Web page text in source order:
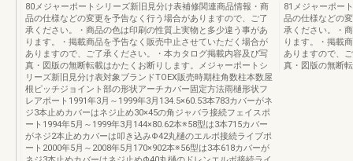
80メジャーポートシリーズ新旧見分け表補修関連商品情報・商
品の仕様などの変更を予告なく行う場合がありますので、ご了
承ください。・商品の色は印刷の性質上実物と多少違う事があ
ります。・掲載商品を予告なく販売中止させていただく場合が
ありますので、ご了承ください。・本カタログ掲載内容及び写
真・図版の無断転載はかたくお断りします。メジャーポートシ
リーズ新旧見分け表対象ブランドTOEX販売時期柱角数柱本数屋
根ピッチジョイント部の形状アーチカバー固定方法雨樋形状フ
レアポート1991年3月～1999年3月134.5×60.53本783カバーがネ
ジ3本止めカバーはネジ止め30×45の角ジャバラ接続フェイスポ
ート1994年5月～1999年3月144×80.62本※58型は3本715カバー
がネジ2本止めカバーは叩き込みΦ42丸樋のエルボ接続ライブポ
ート2000年5月～2008年5月170×902本※56型は3本618カバーが
81メジャーポー
品の仕様などの
承ください。・
ります。・掲載
ありますので、
真・図版の無断